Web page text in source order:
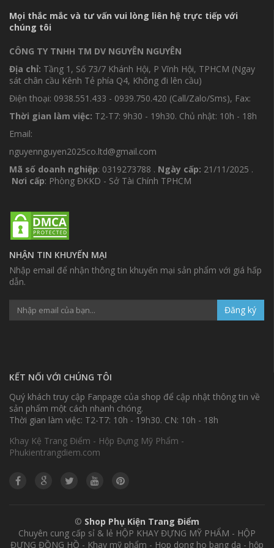
Mọi thắc mắc và tư vấn vui lòng liên hệ trực tiếp với
chúng tôi
CÔNG TY TNHH TM DV NGUYÊN NGUYÊN
Địa chỉ: Tầng 1, Số 73/7 Khánh Hội, P Vĩnh Hội, TPHCM (Ngay
sát chân cầu Kênh Tẻ phía Q4, Không đi lên cầu)
Điện thoại: 0938.551.433 - 0939.750.420 (Call/Zalo/Sms), Fax:
Thời gian làm việc: T2-T7: 9h30 - 19h30. Chủ nhật: 10h - 18h
Email:
nguyennguyen2025co.ltd@gmail.com
Mã số doanh nghiệp: 0319273788 . Ngày cấp: 21/11/2025 .
Nơi cấp: Phòng ĐKKD - Sở Tài Chính TPHCM
NHẬN TIN KHUYẾN MẠI
Nhập email để nhận thông tin khuyến mại sản phẩm với giá hấp
dẫn.
Đăng ký
KẾT NỐI VỚI CHÚNG TÔI
Quý khách truy cập Fanpage của shop để cập nhật thông tin về
sản phẩm một cách nhanh chóng.
Thời gian làm việc: T2-T7: 10h - 19h30. CN: 10h - 18h
Khay Kệ Trang Điểm - Hộp Đựng Mỹ Phẩm -
Phukientrangdiem.com
© Shop Phụ Kiện Trang Điểm
Chuyên cung cấp sỉ & lẻ HỘP KHAY ĐỰNG MỸ PHẨM - HỘP
ĐỰNG ĐỒNG HỒ - Khay mỹ phẩm - Hop dong ho bang da - hộp